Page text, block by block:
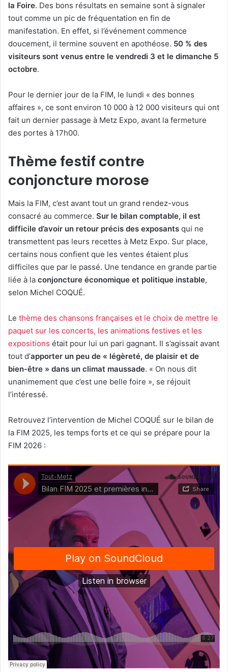
la Foire. Des bons résultats en semaine sont à signaler
tout comme un pic de fréquentation en fin de
manifestation. En effet, si l’événement commence
doucement, il termine souvent en apothéose. 50 % des
visiteurs sont venus entre le vendredi 3 et le dimanche 5
octobre.
Pour le dernier jour de la FIM, le lundi « des bonnes
affaires », ce sont environ 10 000 à 12 000 visiteurs qui ont
fait un dernier passage à Metz Expo, avant la fermeture
des portes à 17h00.
Thème festif contre
conjoncture morose
Mais la FIM, c’est avant tout un grand rendez-vous
consacré au commerce. Sur le bilan comptable, il est
difficile d’avoir un retour précis des exposants qui ne
transmettent pas leurs recettes à Metz Expo. Sur place,
certains nous confient que les ventes étaient plus
difficiles que par le passé. Une tendance en grande partie
liée à la conjoncture économique et politique instable,
selon Michel COQUÉ.
Le thème des chansons françaises et le choix de mettre le
paquet sur les concerts, les animations festives et les
expositions était pour lui un pari gagnant. Il s’agissait avant
tout d’apporter un peu de « légèreté, de plaisir et de
bien-être » dans un climat maussade. « On nous dit
unanimement que c’est une belle foire », se réjouit
l’intéressé.
Retrouvez l’intervention de Michel COQUÉ sur le bilan de
la FIM 2025, les temps forts et ce qui se prépare pour la
FIM 2026 :